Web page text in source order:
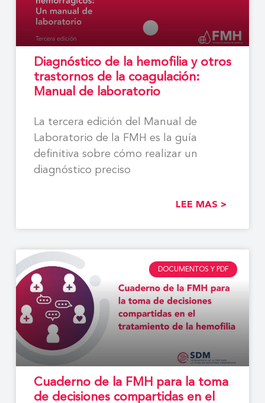
Diagnóstico de la hemofilia y otros
trastornos de la coagulación:
Manual de laboratorio
La tercera edición del Manual de
Laboratorio de la FMH es la guía
definitiva sobre cómo realizar un
diagnóstico preciso
LEE MAS >
DOCUMENTOS Y PDF
Cuaderno de la FMH para la toma
de decisiones compartidas en el